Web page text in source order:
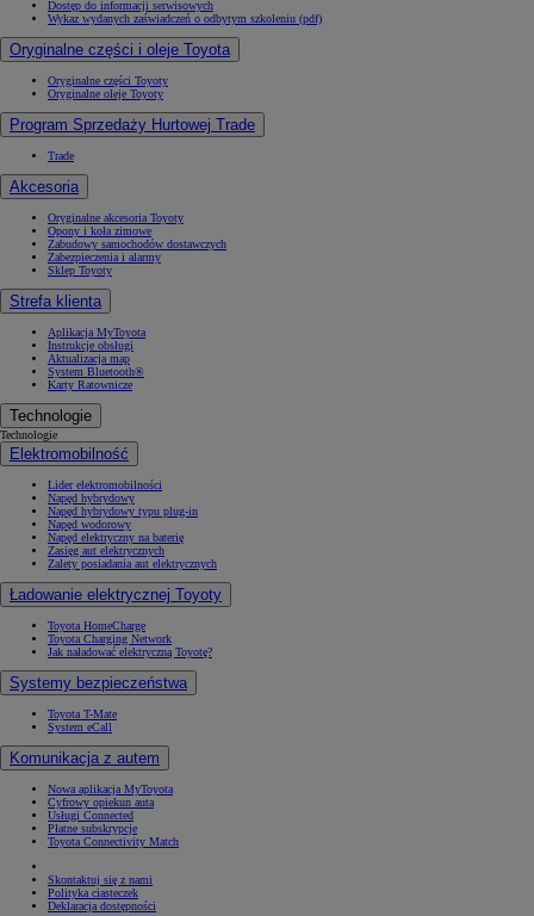
Dostęp do informacji serwisowych
Wykaz wydanych zaświadczeń o odbytym szkoleniu (pdf)
Oryginalne części i oleje Toyota
Oryginalne części Toyoty
Oryginalne oleje Toyoty
Program Sprzedaży Hurtowej Trade
Trade
Akcesoria
Oryginalne akcesoria Toyoty
Opony i koła zimowe
Zabudowy samochodów dostawczych
Zabezpieczenia i alarmy
Sklep Toyoty
Strefa klienta
Aplikacja MyToyota
Instrukcje obsługi
Aktualizacja map
System Bluetooth®
Karty Ratownicze
Technologie
Technologie
Elektromobilność
Lider elektromobilności
Napęd hybrydowy
Napęd hybrydowy typu plug-in
Napęd wodorowy
Napęd elektryczny na baterię
Zasięg aut elektrycznych
Zalety posiadania aut elektrycznych
Ładowanie elektrycznej Toyoty
Toyota HomeCharge
Toyota Charging Network
Jak naładować elektryczną Toyotę?
Systemy bezpieczeństwa
Toyota T-Mate
System eCall
Komunikacja z autem
Nowa aplikacja MyToyota
Cyfrowy opiekun auta
Usługi Connected
Płatne subskrypcje
Toyota Connectivity Match
Skontaktuj się z nami
Polityka ciasteczek
Deklaracja dostępności